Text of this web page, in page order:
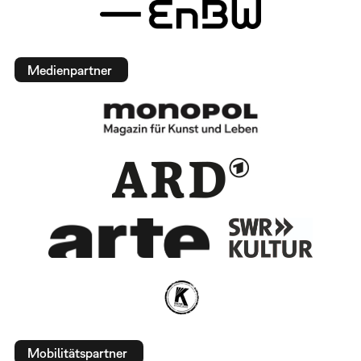
Medienpartner
Mobilitätspartner